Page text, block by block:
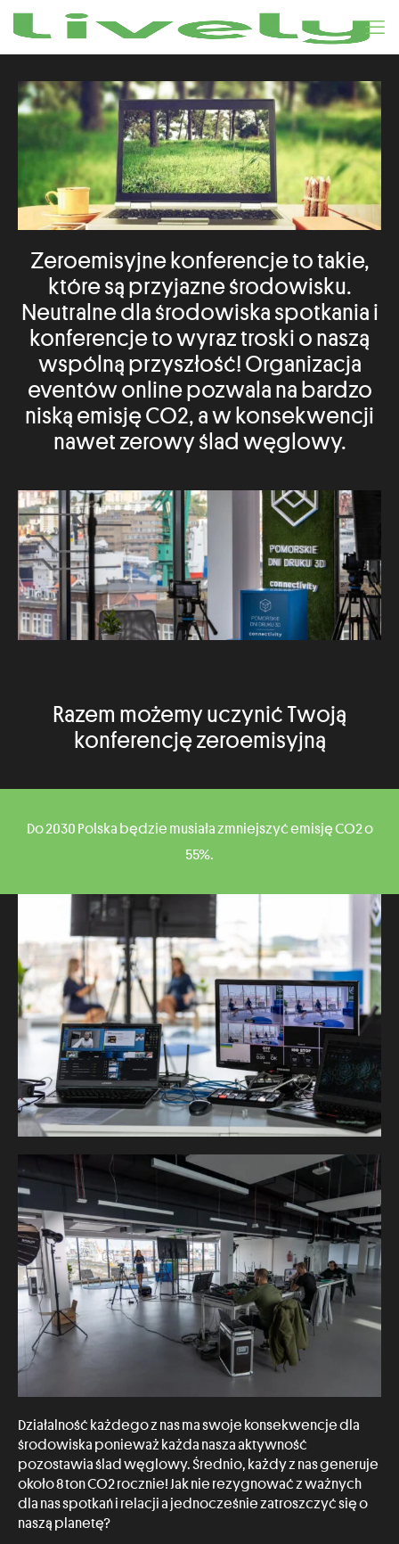
Zeroemisyjne konferencje to takie,
które są przyjazne środowisku.
Neutralne dla środowiska spotkania i
konferencje to wyraz troski o naszą
wspólną przyszłość! Organizacja
eventów online pozwala na bardzo
niską emisję CO2, a w konsekwencji
nawet zerowy ślad węglowy.
Razem możemy uczynić Twoją
konferencję zeroemisyjną
Do 2030 Polska będzie musiała zmniejszyć emisję CO2 o
55%.
Działalność każdego z nas ma swoje konsekwencje dla
środowiska ponieważ każda nasza aktywność
pozostawia ślad węglowy. Średnio, każdy z nas generuje
około 8 ton CO2 rocznie! Jak nie rezygnować z ważnych
dla nas spotkań i relacji a jednocześnie zatroszczyć się o
naszą planetę?